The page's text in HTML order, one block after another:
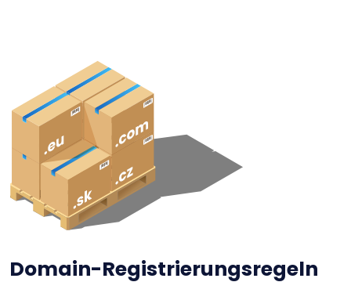
Domain-Registrierungsregeln